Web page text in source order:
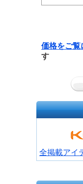
価格をご覧
す
全掲載アイ